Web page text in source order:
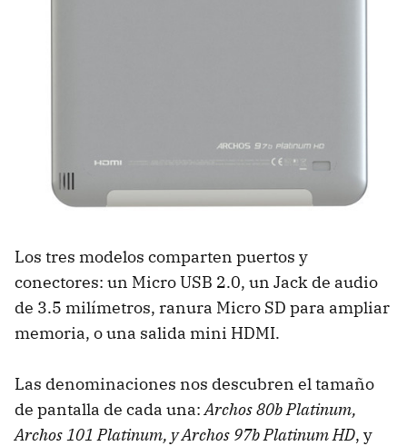
Los tres modelos comparten puertos y
conectores: un Micro USB 2.0, un Jack de audio
de 3.5 milímetros, ranura Micro SD para ampliar
memoria, o una salida mini HDMI.
Las denominaciones nos descubren el tamaño
de pantalla de cada una:Archos 80b Platinum,
Archos 101 Platinum, y Archos 97b Platinum HD, y